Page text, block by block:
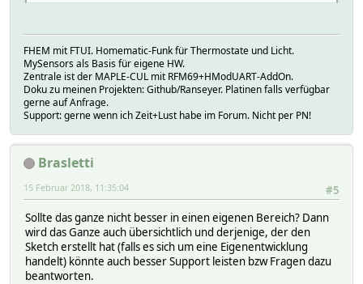
* * Sends temperature and humidity from Si7021 sensor
* Parameters
* - force : Forces transmission of a value (even if it's the
*********************************************/
void sendTempHumidityMeasurements(bool force) {
float temperature = data.celsiusHundredths / 100.0;
DEBUG_PRINT("T: ");DEBUG_PRINTLN(temperature);
float diffTemp = abs(lastTemperature - temperature);
DEBUG_PRINT(F("TempDiff :"));DEBUG_PRINTLN(diffTemp);
if (diffTemp > TEMP_TRANSMIT_THRESHOLD || tx) {
send(msgTemp.set(temperature,1));
lastTemperature = temperature;
FHEM mit FTUI. Homematic-Funk für Thermostate und Licht.
MySensors als Basis für eigene HW.
Zentrale ist der MAPLE-CUL mit RFM69+HModUART-AddOn.
Doku zu meinen Projekten: Github/Ranseyer. Platinen falls verfügbar
gerne auf Anfrage.
Support: gerne wenn ich Zeit+Lust habe im Forum. Nicht per PN!
Brasletti
#5
15 Februar 2018, 11:35:04
Sollte das ganze nicht besser in einen eigenen Bereich? Dann
wird das Ganze auch übersichtlich und derjenige, der den
Sketch erstellt hat (falls es sich um eine Eigenentwicklung
handelt) könnte auch besser Support leisten bzw Fragen dazu
beantworten.